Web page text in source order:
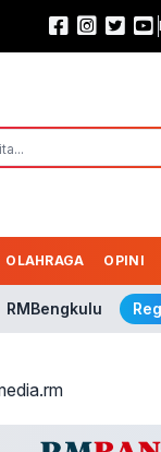
Bongkar Modus
OLAHRAGA OPINI
RMBengkulu